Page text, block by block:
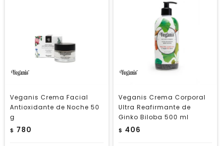
Veganis Crema Facial
Antioxidante de Noche 50
g
$ 780
Veganis Crema Corporal
Ultra Reafirmante de
Ginko Biloba 500 ml
$ 406